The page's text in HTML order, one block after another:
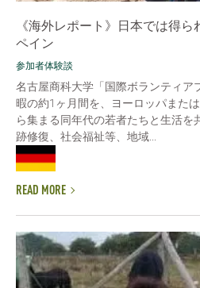
《海外レポート》日本では得
ペイン
参加者体験談
名古屋商科大学「国際ボランティア
暇の約1ヶ月間を、ヨーロッパまた
ら集まる同年代の若者たちと生活を
跡修復、社会福祉等、地域...
READ MORE